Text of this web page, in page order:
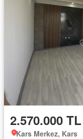
2.570.000 TL
Kars Merkez, Kars